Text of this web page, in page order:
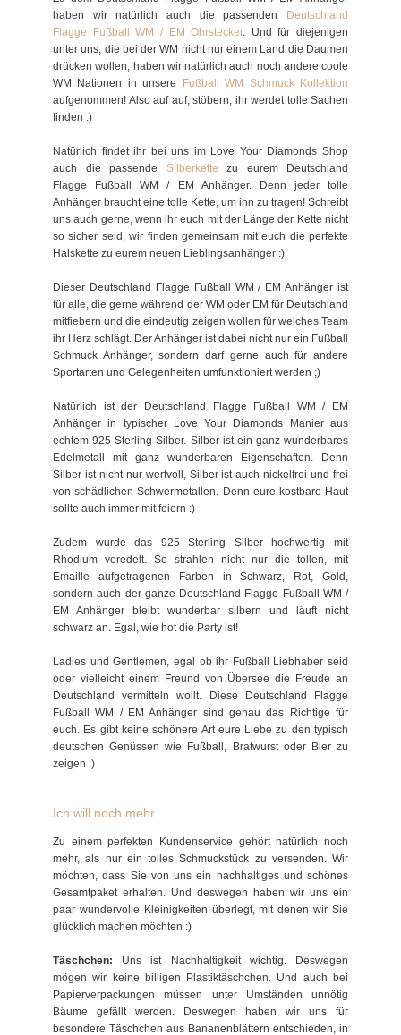
haben wir natürlich auch die passenden
Deutschland
Flagge Fußball WM / EM Ohrstecker. Und für diejenigen
unter uns, die bei der WM nicht nur einem Land die Daumen
drücken wollen, haben wir natürlich auch noch andere coole
WM Nationen in unsere
Fußball WM Schmuck Kollektion
aufgenommen! Also auf auf, stöbern, ihr werdet tolle Sachen
finden :)
Natürlich findet ihr bei uns im Love Your Diamonds Shop
auch die passende Silberkette zu eurem Deutschland
Flagge Fußball WM / EM Anhänger. Denn jeder tolle
Anhänger braucht eine tolle Kette, um ihn zu tragen! Schreibt
uns auch gerne, wenn ihr euch mit der Länge der Kette nicht
so sicher seid, wir finden gemeinsam mit euch die perfekte
Halskette zu eurem neuen Lieblingsanhänger :)
Dieser Deutschland Flagge Fußball WM / EM Anhänger ist
für alle, die gerne während der WM oder EM für Deutschland
mitfiebern und die eindeutig zeigen wollen für welches Team
ihr Herz schlägt. Der Anhänger ist dabei nicht nur ein Fußball
Schmuck Anhänger, sondern darf gerne auch für andere
Sportarten und Gelegenheiten umfunktioniert werden ;)
Natürlich ist der Deutschland Flagge Fußball WM / EM
Anhänger in typischer Love Your Diamonds Manier aus
echtem 925 Sterling Silber. Silber ist ein ganz wunderbares
Edelmetall mit ganz wunderbaren Eigenschaften. Denn
Silber ist nicht nur wertvoll, Silber ist auch nickelfrei und frei
von schädlichen Schwermetallen. Denn eure kostbare Haut
sollte auch immer mit feiern :)
Zudem wurde das 925 Sterling Silber hochwertig mit
Rhodium veredelt. So strahlen nicht nur die tollen, mit
Emaille aufgetragenen Farben in Schwarz, Rot, Gold,
sondern auch der ganze Deutschland Flagge Fußball WM /
EM Anhänger bleibt wunderbar silbern und läuft nicht
schwarz an. Egal, wie hot die Party ist!
Ladies und Gentlemen, egal ob ihr Fußball Liebhaber seid
oder vielleicht einem Freund von Übersee die Freude an
Deutschland vermitteln wollt. Diese Deutschland Flagge
Fußball WM / EM Anhänger sind genau das Richtige für
euch. Es gibt keine schönere Art eure Liebe zu den typisch
deutschen Genüssen wie Fußball, Bratwurst oder Bier zu
zeigen ;)
Ich will noch mehr...
Zu einem perfekten Kundenservice gehört natürlich noch
mehr, als nur ein tolles Schmuckstück zu versenden. Wir
möchten, dass Sie von uns ein nachhaltiges und schönes
Gesamtpaket erhalten. Und deswegen haben wir uns ein
paar wundervolle Kleinigkeiten überlegt, mit denen wir Sie
glücklich machen möchten :)
Täschchen: Uns ist Nachhaltigkeit wichtig. Deswegen
mögen wir keine billigen Plastiktäschchen. Und auch bei
Papierverpackungen müssen unter Umständen unnötig
Bäume gefällt werden. Deswegen haben wir uns für
besondere Täschchen aus Bananenblättern entschieden, in